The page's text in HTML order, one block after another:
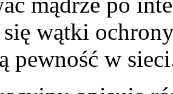
wątki
pewność w